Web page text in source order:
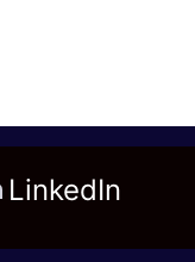
LinkedIn